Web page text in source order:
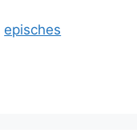
episches